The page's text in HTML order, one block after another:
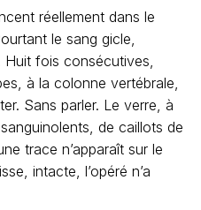
une dizaine de
certains avec des
une caméra, tous très
que du malade,
de ses gestes.
ce soit dans les mains,
Placido ne porte qu’une
manches courtes. Le
assistants qui l’a apporté